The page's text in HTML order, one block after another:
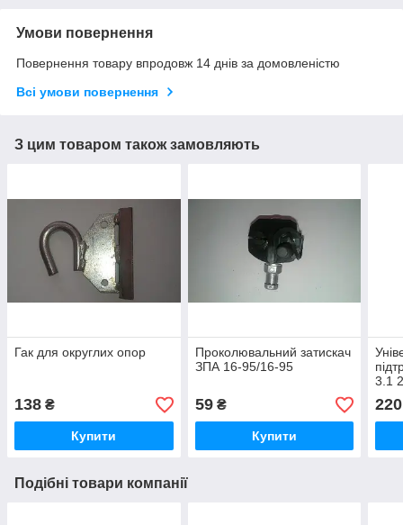
Умови повернення
Повернення товару впродовж 14 днів за домовленістю
Всі умови повернення
З цим товаром також замовляють
Гак для округлих опор
138 ₴
Купити
Проколювальний затискач
ЗПА 16-95/16-95
59₴
Купити
3.1
220
Подібні товари компанії